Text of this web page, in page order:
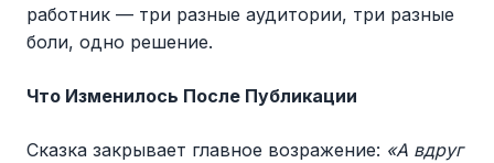
работник — три разные аудитории, три разные
боли, одно решение.
Что Изменилось После Публикации
Сказка закрывает главное возражение: «А вдруг